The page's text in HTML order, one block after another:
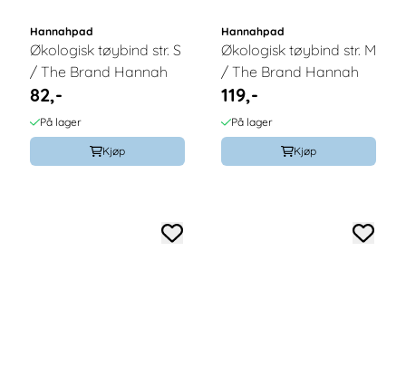
Hannahpad
Økologisk tøybind str. S
/ The Brand Hannah
82,-
På lager
Kjøp
Hannahpad
Økologisk tøybind str. M
/ The Brand Hannah
119,-
På lager
Kjøp